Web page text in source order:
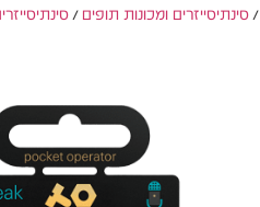
/סינתיסייזרים ומכונות תופים /